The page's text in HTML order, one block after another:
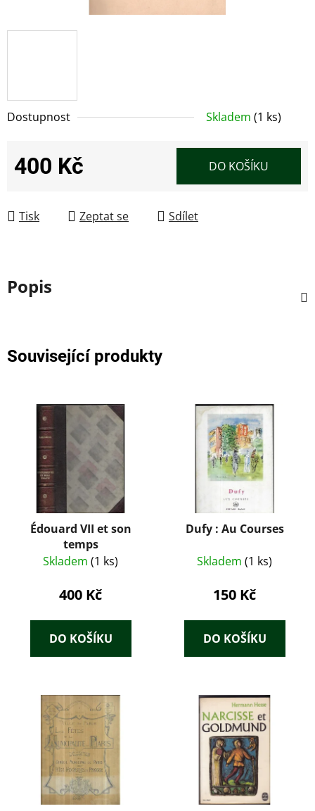
Dostupnost Skladem (1 ks)
400 Kč DO KOŠÍKU
Tisk Zeptat se Sdílet
Popis
Související produkty
Édouard VII et son
temps
Skladem (1 ks)
400 Kč
DO KOŠÍKU
Dufy : Au Courses
Skladem (1 ks)
150 Kč
DO KOŠÍKU